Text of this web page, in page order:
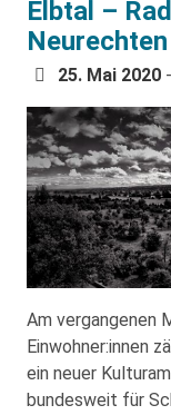
Elbtal –
25. Mai 2020
Am vergangenen
Einwohner:innen
ein neuer
bundesweit für